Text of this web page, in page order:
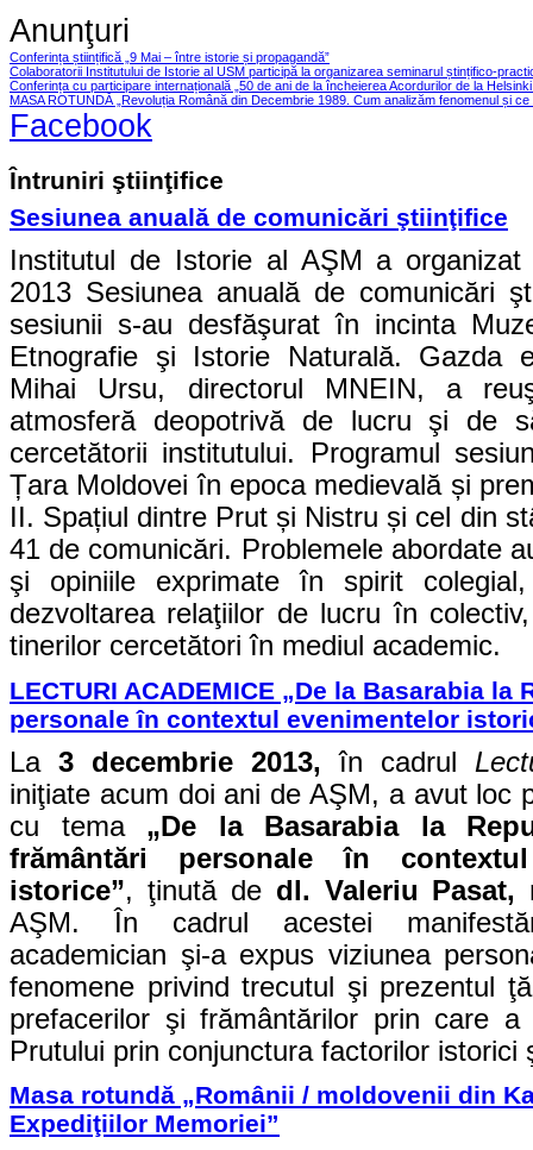
Anunţuri
Conferința științifică „9 Mai – între istorie și propagandă”
Colaboratorii Institutului de Istorie al USM participă la organizarea seminarul ștințifico-
Conferința cu participare internațională „50 de ani de la încheierea Acordurilor de la
MASA ROTUNDĂ „Revoluția Română din Decembrie 1989. Cum analizăm fenomenul și ce
Facebook
Întruniri ştiinţifice
Sesiunea anuală de comunicări ştiinţifice
Institutul de Istorie al AŞM a
2013 Sesiunea anuală de comunicări
sesiunii s-au desfăşurat în incinta
Etnografie şi Istorie Naturală. Gazda
Mihai Ursu, directorul MNEIN, a
atmosferă deopotrivă de lucru şi de
cercetătorii institutului. Programul
Țara Moldovei în epoca medievală și
II. Spațiul dintre Prut și Nistru și cel din
41 de comunicări. Problemele abordate
şi opiniile exprimate în spirit
dezvoltarea relaţiilor de lucru în
tinerilor cercetători în mediul academic.
LECTURI ACADEMICE „De la Basarabia
personale în contextul evenimentelor
La 3 decembrie 2013,în cadrul
iniţiate acum doi ani de AŞM, a avut loc
cu tema „De la Basarabia la
frământări personale în contextul
istorice”, ţinută de dl. Valeriu Pasat,
AŞM. În cadrul acestei
academician şi-a expus viziunea
fenomene privind trecutul şi prezentul
prefacerilor şi frământărilor prin care
Prutului prin conjunctura factorilor
Masa rotundă „Românii / moldovenii din
Expediţiilor Memoriei”